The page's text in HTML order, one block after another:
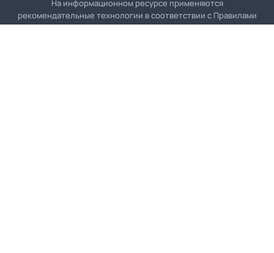
На информационном ресурсе применяются
рекомендательные технологии в соответствии с Правилами